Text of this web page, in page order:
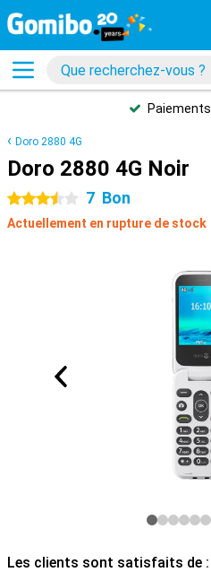
Paiements
Doro 2880 4G
Doro 2880 4G Noir
3.5 étoiles 7 Bon
Actuellement en rupture de stock
Les clients sont satisfaits de :